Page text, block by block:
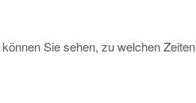
können Sie sehen, zu welchen